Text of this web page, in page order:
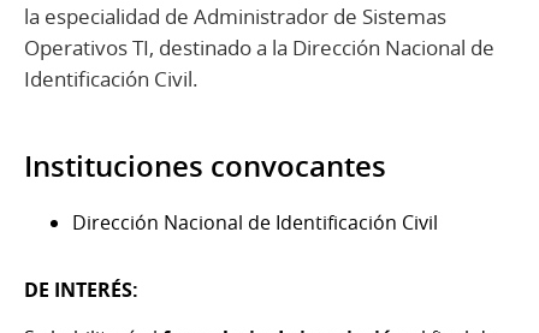
la especialidad de Administrador de Sistemas
Operativos TI, destinado a la Dirección Nacional de
Identificación Civil.
Instituciones convocantes
Dirección Nacional de Identificación Civil
DE INTERÉS: